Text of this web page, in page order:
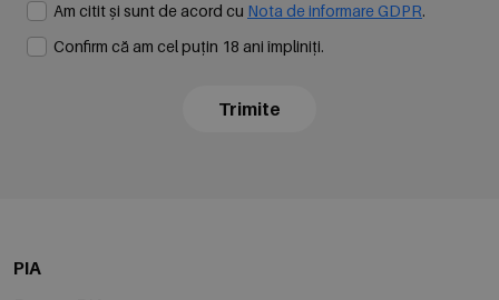
Am citit și sunt de acord cu Nota de informare GDPR.
Confirm că am cel puțin 18 ani împliniți.
Trimite
PIA